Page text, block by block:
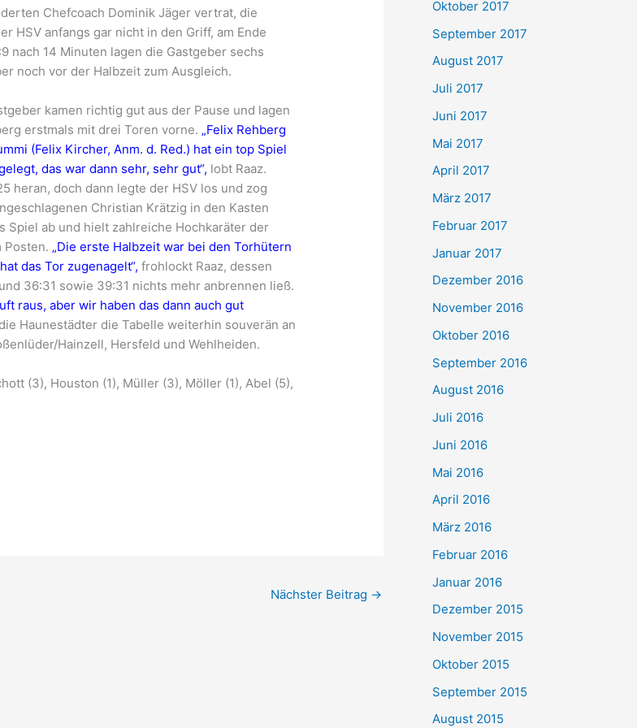
Chefcoach Dominik Jäger vertrat, die
HSV anfangs gar nicht in den Griff, am Ende
nach 14 Minuten lagen die Gastgeber sechs
noch vor der Halbzeit zum Ausgleich.
kamen richtig gut aus der Pause und lagen
erstmals mit drei Toren vorne. „Felix Rehberg
(Felix Kircher, Anm. d. Red.) hat ein top Spiel
das war dann sehr, sehr gut“, lobt Raaz.
heran, doch dann legte der HSV los und zog
Christian Krätzig in den Kasten
ab und hielt zahlreiche Hochkaräter der
Posten. „Die erste Halbzeit war bei den Torhütern
das Tor zugenagelt“, frohlockt Raaz, dessen
36:31 sowie 39:31 nichts mehr anbrennen ließ.
raus, aber wir haben das dann auch gut
Haunestädter die Tabelle weiterhin souverän an
Hainzell, Hersfeld und Wehlheiden.
(3), Houston (1), Müller (3), Möller (1), Abel (5),
Nächster Beitrag →
Oktober 2017
September 2017
August 2017
Juli 2017
Juni 2017
Mai 2017
April 2017
März 2017
Februar 2017
Januar 2017
Dezember 2016
November 2016
Oktober 2016
September 2016
August 2016
Juli 2016
Juni 2016
Mai 2016
April 2016
März 2016
Februar 2016
Januar 2016
Dezember 2015
November 2015
Oktober 2015
September 2015
August 2015